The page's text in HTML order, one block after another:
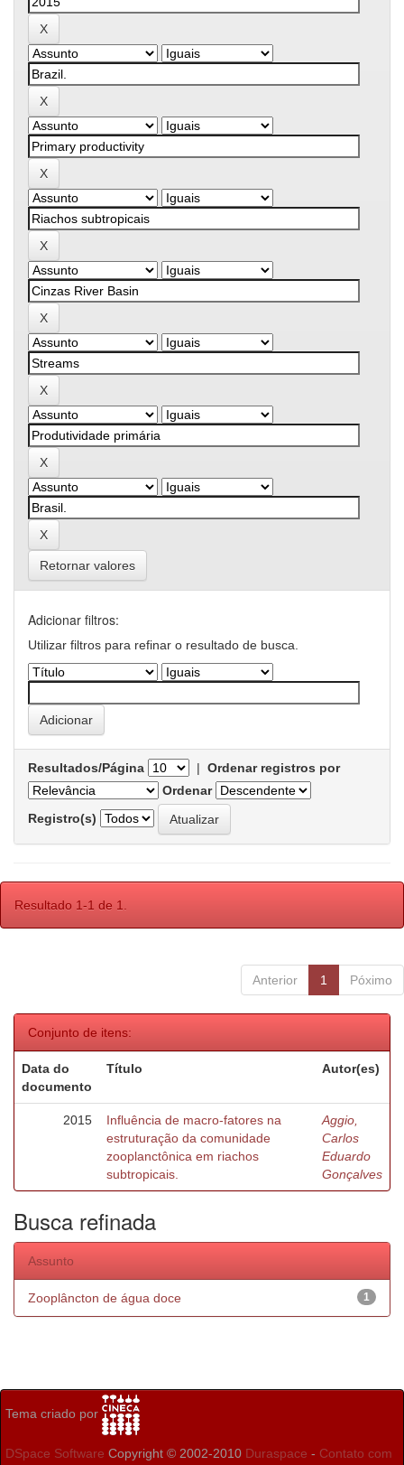
Retornar valores
Adicionar filtros:
Utilizar filtros para refinar o resultado de busca.
Resultados/Página | Ordenar registros por
Ordenar
Registro(s)
Resultado 1-1 de 1.
Anterior 1 Póximo
Conjunto de itens:
Data do
documento
Título Autor(es)
2015
Influência de macro-fatores na
estruturação da comunidade
zooplanctônica em riachos
subtropicais.
Aggio,
Carlos
Eduardo
Gonçalves
Busca refinada
Assunto
1
Zooplâncton de água doce
Tema criado por
DSpace Software Copyright © 2002-2010 Duraspace - Contato com